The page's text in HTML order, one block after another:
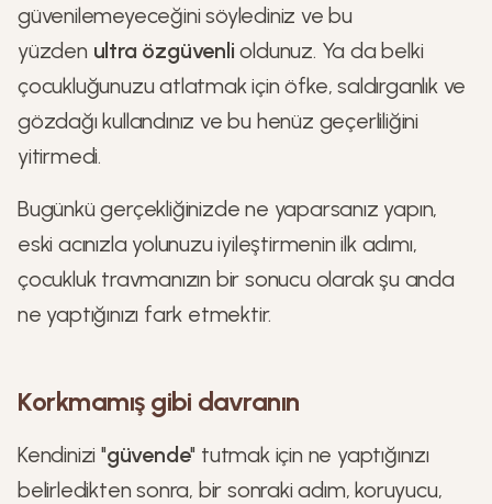
güvenilemeyeceğini söylediniz ve bu
yüzden ultra özgüvenli oldunuz. Ya da belki
çocukluğunuzu atlatmak için öfke, saldırganlık ve
gözdağı kullandınız ve bu henüz geçerliliğini
yitirmedi.
Bugünkü gerçekliğinizde ne yaparsanız yapın,
eski acınızla yolunuzu iyileştirmenin ilk adımı,
çocukluk travmanızın bir sonucu olarak şu anda
ne yaptığınızı fark etmektir.
Korkmamış gibi davranın
Kendinizi "güvende" tutmak için ne yaptığınızı
belirledikten sonra, bir sonraki adım, koruyucu,